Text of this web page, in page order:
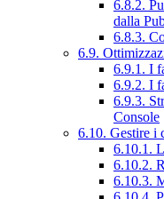
6.8.2.
dalla
6.8.3.
6.9.
6.9.1. I
6.9.2. I
6.9.3.
Console
6.10. Gestire i
6.10.1.
6.10.2.
6.10.3.